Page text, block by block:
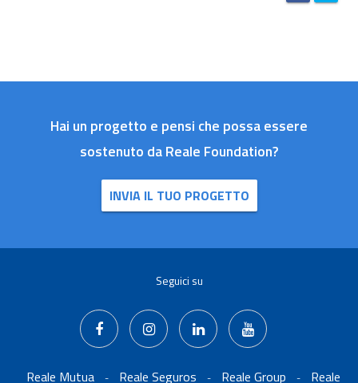
Hai un progetto e pensi che possa essere
sostenuto da Reale Foundation?
INVIA IL TUO PROGETTO
Seguici su
Reale Mutua - Reale Seguros - Reale Group - Reale